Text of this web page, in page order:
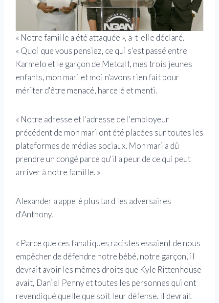
« Notre famille a été attaquée », a-t-elle déclaré.
« Quoi que vous pensiez, ce qui s'est passé entre
Karmelo et le garçon de Metcalf, mes trois jeunes
enfants, mon mari et moi n'avons rien fait pour
mériter d'être menacé, harcelé et menti.
« Notre adresse et l'adresse de l'employeur
précédent de mon mari ont été placées sur toutes les
plateformes de médias sociaux. Mon mari a dû
prendre un congé parce qu'il a peur de ce qui peut
arriver à notre famille. »
Alexander a appelé plus tard les adversaires
d'Anthony.
« Parce que ces fanatiques racistes essaient de nous
empêcher de défendre notre bébé, notre garçon, il
devrait avoir les mêmes droits que Kyle Rittenhouse
avait, Daniel Penny et toutes les personnes qui ont
revendiqué quelle que soit leur défense. Il devrait